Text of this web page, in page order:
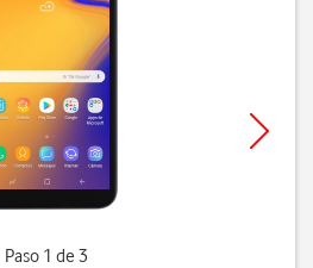
Paso 1 de 3